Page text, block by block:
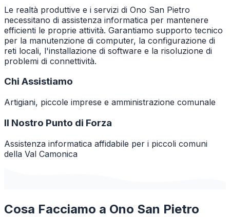
Le realtà produttive e i servizi di Ono San Pietro
necessitano di assistenza informatica per mantenere
efficienti le proprie attività. Garantiamo supporto tecnico
per la manutenzione di computer, la configurazione di
reti locali, l'installazione di software e la risoluzione di
problemi di connettività.
Chi Assistiamo
Artigiani, piccole imprese e amministrazione comunale
Il Nostro Punto di Forza
Assistenza informatica affidabile per i piccoli comuni
della Val Camonica
Cosa Facciamo a Ono San Pietro